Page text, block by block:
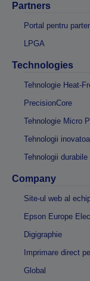
Partners
Portal pentru
LPGA
Technologies
Tehnologie Heat-
PrecisionCore
Tehnologie Micro
Tehnologii
Tehnologii durabile
Company
Site-ul web al
Epson Europe
Digigraphie
Imprimare direct
Global